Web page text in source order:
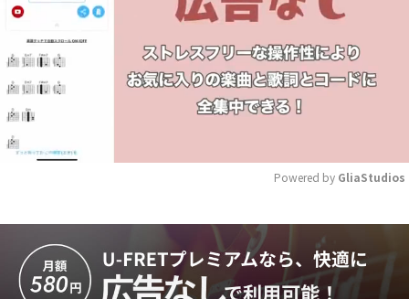
Powered by GliaStudios